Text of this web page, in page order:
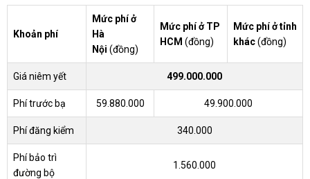
Khoản phí
Mức phí ở
Hà
Nội (đồng)
Mức phí ở TP
HCM (đồng)
Mức phí ở tỉnh
khác(đồng)
Giá niêm yết 499.000.000
Phí trước bạ 59.880.000 49.900.000
Phí đăng kiểm 340.000
Phí bảo trì
đường bộ
1.560.000